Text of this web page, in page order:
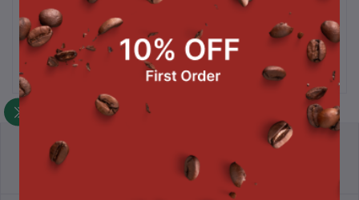
หยิบใส่ตะกร้า
ชิฟฟ่อนเค้กสอดไส้เนย
มะพร้าว 6 ชิ้น (ไม่แช่เย็น)
฿80.00
หยิบใส่ตะกร้า
ขนมเปี๊ยะงาดำฝอยทองไข่เค็ม
450 กรัม
฿120.00
นโยบายการคืนสินค้า